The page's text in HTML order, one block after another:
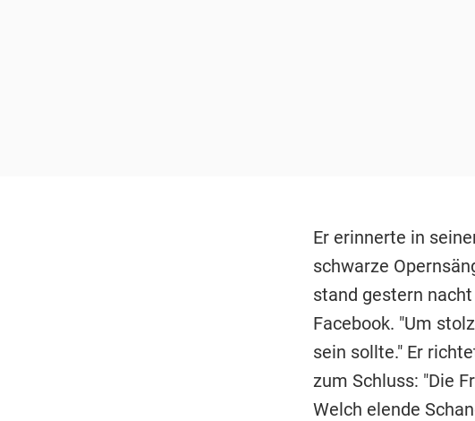
Er erinnerte in
schwarze
stand gestern
Facebook. "Um
sein sollte." Er
zum Schluss: "Die
Welch elende